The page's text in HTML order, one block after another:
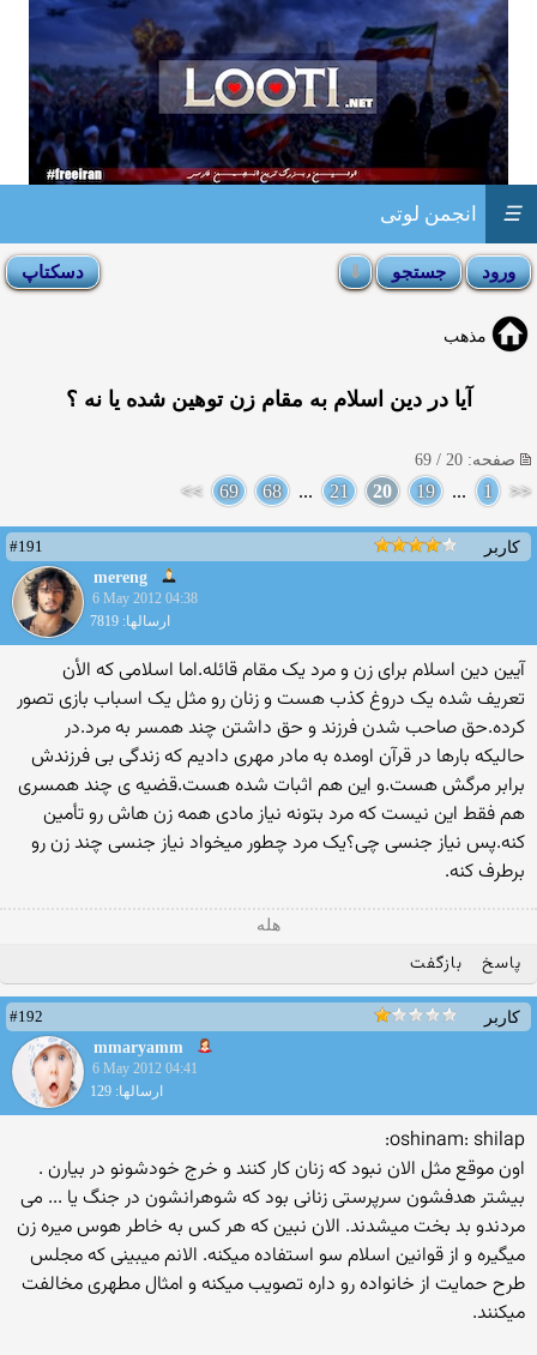
انجمن لوتی ☰
مذهب
آیا در دین اسلام به مقام زن توهین شده یا نه ؟
صفحه: 20 / 69
<<
1
...
19
20
21
...
68
69
>>
کاربر
#191
mereng
6 May 2012 04:38
ارسالها: 7819
آیین دین اسلام برای زن و مرد یک مقام قائله.اما اسلامی که الأن
تعریف شده یک دروغ کذب هست و زنان رو مثل یک اسباب بازی تصور
کرده.حق صاحب شدن فرزند و حق داشتن چند همسر به مرد.در
حالیکه بارها در قرآن اومده به مادر مهری دادیم که زندگی بی فرزندش
برابر مرگش هست.و این هم اثبات شده هست.قضیه ی چند همسری
هم فقط این نیست که مرد بتونه نیاز مادی همه زن هاش رو تأمین
کنه.پس نیاز جنسی چی؟یک مرد چطور میخواد نیاز جنسی چند زن رو
برطرف کنه.
هله
پاسخ بازگفت
کاربر
#192
mmaryamm
6 May 2012 04:41
ارسالها: 129
oshinam: shilap:
اون موقع مثل الان نبود که زنان کار کنند و خرج خودشونو در بیارن .
بیشتر هدفشون سرپرستی زنانی بود که شوهرانشون در جنگ یا ... می
مردندو بد بخت میشدند. الان نبین که هر کس به خاطر هوس میره زن
میگیره و از قوانین اسلام سو استفاده میکنه. الانم میبینی که مجلس
طرح حمایت از خانواده رو داره تصویب میکنه و امثال مطهری مخالفت
میکنند.